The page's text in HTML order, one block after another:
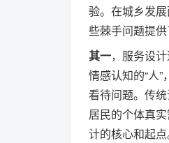
验。在城乡发
些棘手问题提供
其一，服务设
情感认知的“人
看待问题。传
居民的个体真
计的核心和起点